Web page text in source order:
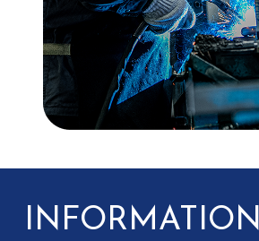
INFORMATION